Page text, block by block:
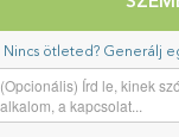
Nincs ötleted? Generálj